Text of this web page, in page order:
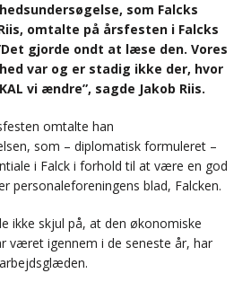
som Falcks
omtalte på årsfesten i Falcks
gjorde ondt at læse den. Vores
var og er stadig ikke der, hvor
vi ændre”, sagde Jakob Riis.
omtalte han
som – diplomatisk formuleret –
i Falck i forhold til at være en god
personaleforeningens blad, Falcken.
ikke skjul på, at den økonomiske
været igennem i de seneste år, har